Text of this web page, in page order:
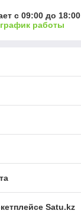
с 09:00 до 18:00
работы
Satu.kz